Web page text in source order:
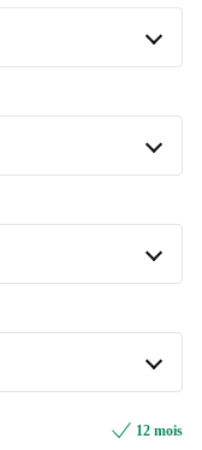
+67,10 €
+12,10 €
+101,90 €
+3,10 €
+3,10 €
+260,10 €
12 mois